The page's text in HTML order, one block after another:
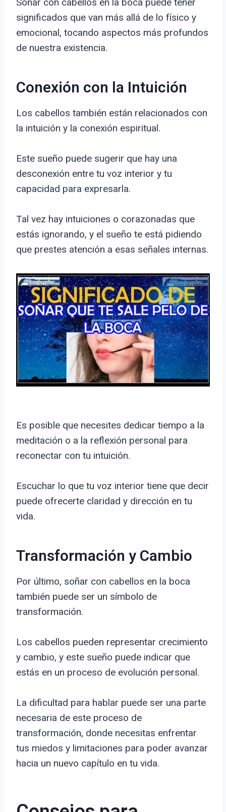
Soñar con cabellos en la boca puede tener
significados que van más allá de lo físico y
emocional, tocando aspectos más profundos
de nuestra existencia.
Conexión con la Intuición
Los cabellos también están relacionados con
la intuición y la conexión espiritual.
Este sueño puede sugerir que hay una
desconexión entre tu voz interior y tu
capacidad para expresarla.
Tal vez hay intuiciones o corazonadas que
estás ignorando, y el sueño te está pidiendo
que prestes atención a esas señales internas.
Es posible que necesites dedicar tiempo a la
meditación o a la reflexión personal para
reconectar con tu intuición.
Escuchar lo que tu voz interior tiene que decir
puede ofrecerte claridad y dirección en tu
vida.
Transformación y Cambio
Por último, soñar con cabellos en la boca
también puede ser un símbolo de
transformación.
Los cabellos pueden representar crecimiento
y cambio, y este sueño puede indicar que
estás en un proceso de evolución personal.
La dificultad para hablar puede ser una parte
necesaria de este proceso de
transformación, donde necesitas enfrentar
tus miedos y limitaciones para poder avanzar
hacia un nuevo capítulo en tu vida.